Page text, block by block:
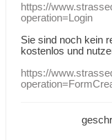
https://
operation=Login
Sie sind noch kein
kostenlos und
https://